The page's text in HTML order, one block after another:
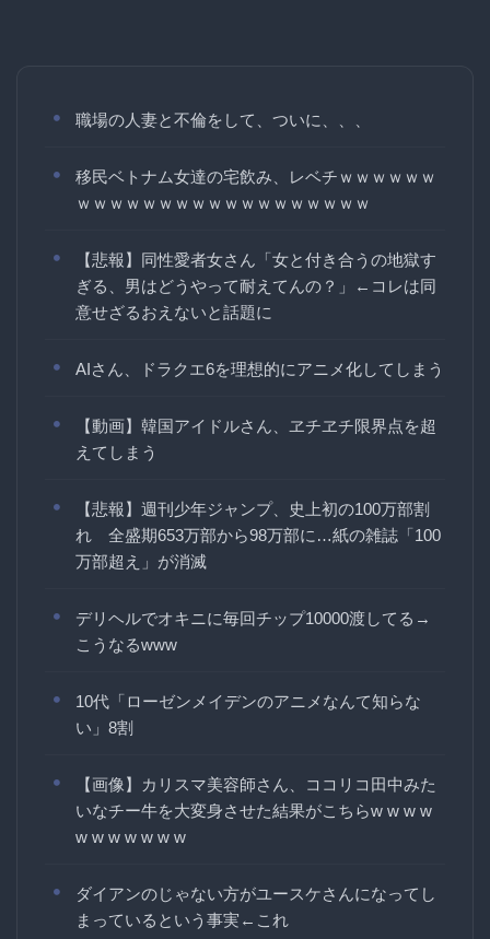
職場の人妻と不倫をして、ついに、、、
移民ベトナム女達の宅飲み、レベチｗｗｗｗｗｗ
ｗｗｗｗｗｗｗｗｗｗｗｗｗｗｗｗｗｗ
【悲報】同性愛者女さん「女と付き合うの地獄す
ぎる、男はどうやって耐えてんの？」←コレは同
意せざるおえないと話題に
AIさん、ドラクエ6を理想的にアニメ化してしまう
【動画】韓国アイドルさん、ヱチヱチ限界点を超
えてしまう
【悲報】週刊少年ジャンプ、史上初の100万部割
れ 全盛期653万部から98万部に…紙の雑誌「100
万部超え」が消滅
デリヘルでオキニに毎回チップ10000渡してる→
こうなるwww
10代「ローゼンメイデンのアニメなんて知らな
い」8割
【画像】カリスマ美容師さん、ココリコ田中みた
いなチー牛を大変身させた結果がこちらw w w w
w w w w w w w
ダイアンのじゃない方がユースケさんになってし
まっているという事実←これ